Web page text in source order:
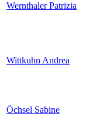
Wernthaler Patrizia
Wittkuhn Andrea
Öchsel Sabine